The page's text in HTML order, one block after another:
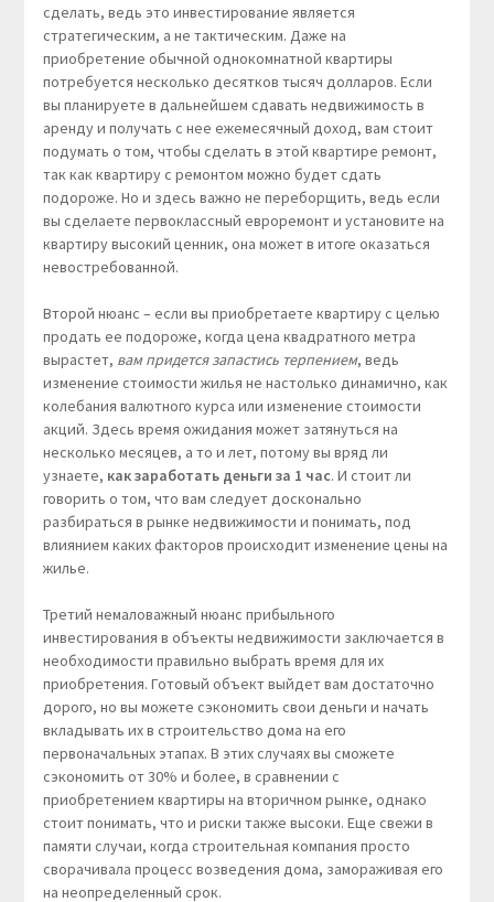
сделать, ведь это инвестирование является
стратегическим, а не тактическим. Даже на
приобретение обычной однокомнатной квартиры
потребуется несколько десятков тысяч долларов. Если
вы планируете в дальнейшем сдавать недвижимость в
аренду и получать с нее ежемесячный доход, вам стоит
подумать о том, чтобы сделать в этой квартире ремонт,
так как квартиру с ремонтом можно будет сдать
подороже. Но и здесь важно не переборщить, ведь если
вы сделаете первоклассный евроремонт и установите на
квартиру высокий ценник, она может в итоге оказаться
невостребованной.
Второй нюанс – если вы приобретаете квартиру с целью
продать ее подороже, когда цена квадратного метра
вырастет, вам придется запастись терпением, ведь
изменение стоимости жилья не настолько динамично, как
колебания валютного курса или изменение стоимости
акций. Здесь время ожидания может затянуться на
несколько месяцев, а то и лет, потому вы вряд ли
узнаете, как заработать деньги за 1 час. И стоит ли
говорить о том, что вам следует досконально
разбираться в рынке недвижимости и понимать, под
влиянием каких факторов происходит изменение цены на
жилье.
Третий немаловажный нюанс прибыльного
инвестирования в объекты недвижимости заключается в
необходимости правильно выбрать время для их
приобретения. Готовый объект выйдет вам достаточно
дорого, но вы можете сэкономить свои деньги и начать
вкладывать их в строительство дома на его
первоначальных этапах. В этих случаях вы сможете
сэкономить от 30% и более, в сравнении с
приобретением квартиры на вторичном рынке, однако
стоит понимать, что и риски также высоки. Еще свежи в
памяти случаи, когда строительная компания просто
сворачивала процесс возведения дома, замораживая его
на неопределенный срок.